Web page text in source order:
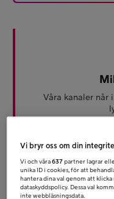
Våra kanaler når
Vi bryr oss om din
Vi och våra637 partner lagrar
unika ID i cookies, för att
hantera dina val genom att
dataskyddspolicy. Dessa val
inte webbläsningsdata.